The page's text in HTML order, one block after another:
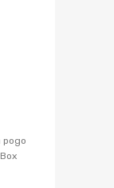
pogo